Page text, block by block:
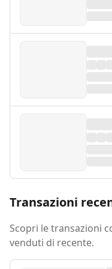
Transazioni
Scopri le transazioni
venduti di recente.